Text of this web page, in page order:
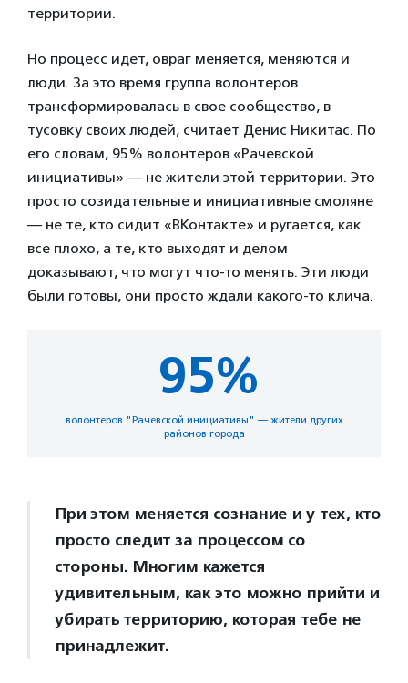
территории.
Но процесс идет, овраг меняется, меняются и
люди. За это время группа волонтеров
трансформировалась в свое сообщество, в
тусовку своих людей, считает Денис Никитас. По
его словам, 95% волонтеров «Рачевской
инициативы» — не жители этой территории. Это
просто созидательные и инициативные смоляне
— не те, кто сидит «ВКонтакте» и ругается, как
все плохо, а те, кто выходят и делом
доказывают, что могут что-то менять. Эти люди
были готовы, они просто ждали какого-то клича.
95%
волонтеров "Рачевской инициативы" — жители других
районов города
При этом меняется сознание и у тех, кто
просто следит за процессом со
стороны. Многим кажется
удивительным, как это можно прийти и
убирать территорию, которая тебе не
принадлежит.